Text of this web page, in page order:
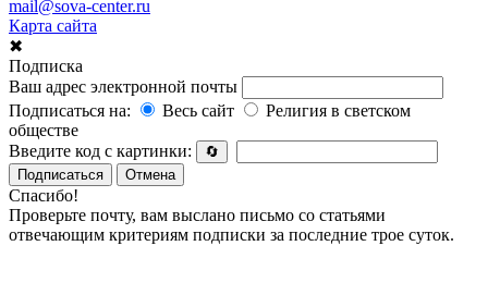
mail@sova-center.ru
Карта сайта
✖
Подписка
Ваш адрес электронной почты
Подписаться на:
Весь сайт
Религия в светском
обществе
Введите код с картинки:
🔄
Подписаться
Отмена
Спасибо!
Проверьте почту, вам выслано письмо со статьями
отвечающим критериям подписки за последние трое суток.